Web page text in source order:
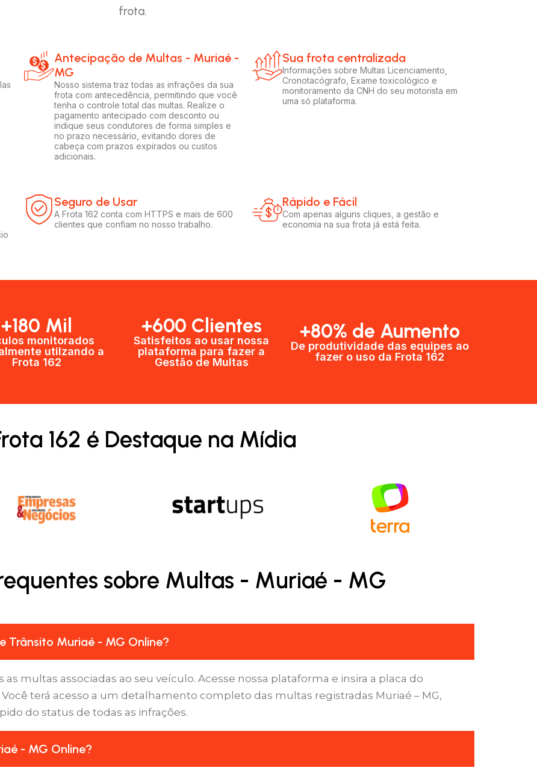
frota.
Antecipação de Multas - Muriaé -
MG
Nosso sistema traz todas as infrações da sua
frota com antecedência, permitindo que você
tenha o controle total das multas. Realize o
pagamento antecipado com desconto ou
indique seus condutores de forma simples e
no prazo necessário, evitando dores de
cabeça com prazos expirados ou custos
adicionais.
Sua frota centralizada​
Informações sobre Multas Licenciamento,
Cronotacógrafo, Exame toxicológico e
monitoramento da CNH do seu motorista em
uma só plataforma.
Seguro de Usar​
A Frota 162 conta com HTTPS e mais de 600
clientes que confiam no nosso trabalho.
Rápido e Fácil​
Com apenas alguns cliques, a gestão e
economia na sua frota já está feita.
+180 Mil
monitorados
utilzando a
Frota 162
+600 Clientes​
Satisfeitos ao usar nossa
plataforma para fazer a
Gestão de Multas​
+80% de Aumento
De produtividade das equipes ao
fazer o uso da Frota 162​
162 é Destaque na Mídia
sobre Multas - Muriaé - MG
Trânsito Muriaé - MG Online?
as multas associadas ao seu veículo. Acesse nossa plataforma e insira a placa do
Você terá acesso a um detalhamento completo das multas registradas Muriaé – MG,
do status de todas as infrações.
- MG Online?